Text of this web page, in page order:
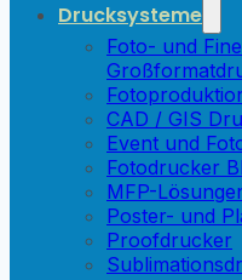
Drucksysteme
Foto- und
CAD / GIS
Event und
Fotodrucker
MFP-
Poster- und
Proofdrucker